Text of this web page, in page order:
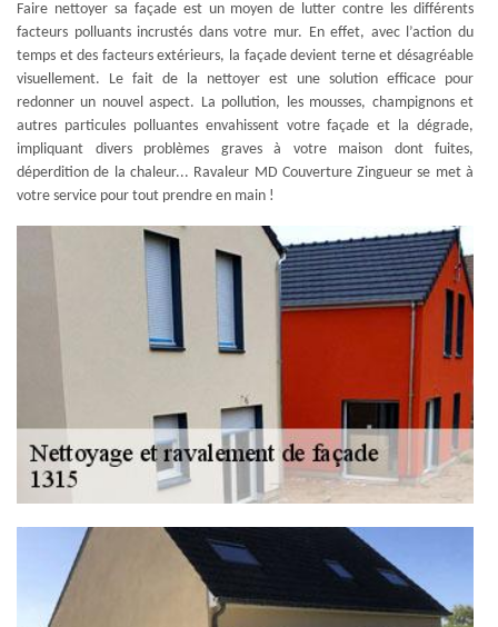
Faire nettoyer sa façade est un moyen de lutter contre les différents
facteurs polluants incrustés dans votre mur. En effet, avec l’action du
temps et des facteurs extérieurs, la façade devient terne et désagréable
visuellement. Le fait de la nettoyer est une solution efficace pour
redonner un nouvel aspect. La pollution, les mousses, champignons et
autres particules polluantes envahissent votre façade et la dégrade,
impliquant divers problèmes graves à votre maison dont fuites,
déperdition de la chaleur... Ravaleur MD Couverture Zingueur se met à
votre service pour tout prendre en main !